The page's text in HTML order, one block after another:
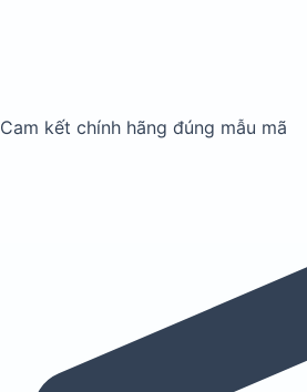
Cam kết chính hãng đúng mẫu mã